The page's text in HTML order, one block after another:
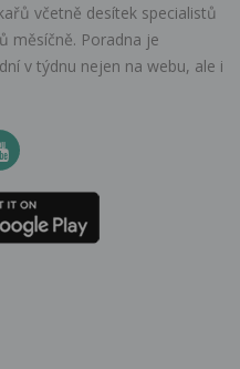
včetně desítek specialistů
měsíčně. Poradna je
v týdnu nejen na webu, ale i